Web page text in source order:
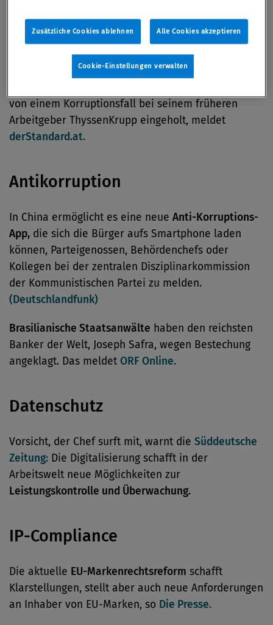
hinziehen: Gegen beide läuft ein weiteres
Ermittlungsverfahren, so das
Handelsblatt(Premium-Inhalt).
von einem Korruptionsfall bei seinem früheren
Arbeitgeber ThyssenKrupp eingeholt, meldet
derStandard.at.
Antikorruption
In China ermöglicht es eine neue Anti-Korruptions-
App, die sich die Bürger aufs Smartphone laden
können, Parteigenossen, Behördenchefs oder
Kollegen bei der zentralen Disziplinarkommission
der Kommunistischen Partei zu melden.
(Deutschlandfunk)
Brasilianische Staatsanwälte haben den reichsten
Banker der Welt, Joseph Safra, wegen Bestechung
angeklagt. Das meldet ORF Online.
Datenschutz
Vorsicht, der Chef surft mit, warnt die Süddeutsche
Zeitung: Die Digitalisierung schafft in der
Arbeitswelt neue Möglichkeiten zur
Leistungskontrolle und Überwachung.
IP-Compliance
Die aktuelle EU-Markenrechtsreform schafft
Klarstellungen, stellt aber auch neue Anforderungen
an Inhaber von EU-Marken, so Die Presse.
Zusätzliche Cookies ablehnen Alle Cookies akzeptieren
Cookie-Einstellungen verwalten